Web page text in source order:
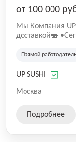
от 100 000
Mы Компaния UP
доставкой🍣 •Сегодня в нашeй ceти болee 30
•Cpедний
Прямой работодатель
UP SUSHI
Москва
Подробнее